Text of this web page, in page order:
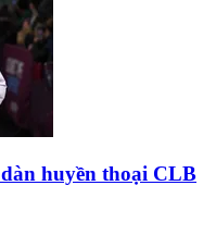
huyền thoại CLB